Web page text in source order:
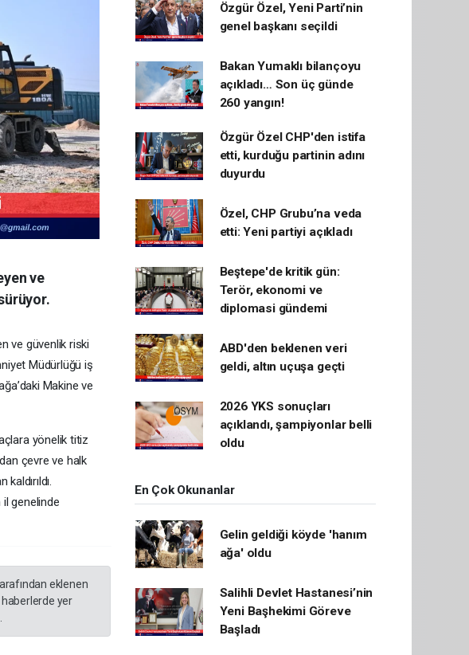
ve
ve güvenlik riski
Müdürlüğü iş
Makine ve
yönelik titiz
çevre ve halk
genelinde
eklenen
yer
Özgür Özel, Yeni Parti’nin
genel başkanı seçildi
Bakan Yumaklı bilançoyu
açıkladı… Son üç günde
260 yangın!
Özgür Özel CHP'den istifa
etti, kurduğu partinin adını
duyurdu
Özel, CHP Grubu’na veda
etti: Yeni partiyi açıkladı
Beştepe'de kritik gün:
Terör, ekonomi ve
diplomasi gündemi
ABD'den beklenen veri
geldi, altın uçuşa geçti
2026 YKS sonuçları
açıklandı, şampiyonlar belli
oldu
En Çok Okunanlar
Gelin geldiği köyde 'hanım
ağa' oldu
Salihli Devlet Hastanesi’nin
Yeni Başhekimi Göreve
Başladı